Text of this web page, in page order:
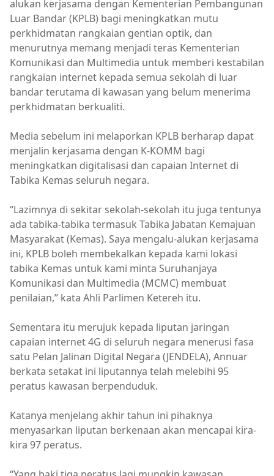
alukan kerjasama dengan Kementerian Pembangunan
Luar Bandar (KPLB) bagi meningkatkan mutu
perkhidmatan rangkaian gentian optik, dan
menurutnya memang menjadi teras Kementerian
Komunikasi dan Multimedia untuk memberi kestabilan
rangkaian internet kepada semua sekolah di luar
bandar terutama di kawasan yang belum menerima
perkhidmatan berkualiti.
Media sebelum ini melaporkan KPLB berharap dapat
menjalin kerjasama dengan K-KOMM bagi
meningkatkan digitalisasi dan capaian Internet di
Tabika Kemas seluruh negara.
“Lazimnya di sekitar sekolah-sekolah itu juga tentunya
ada tabika-tabika termasuk Tabika Jabatan Kemajuan
Masyarakat (Kemas). Saya mengalu-alukan kerjasama
ini, KPLB boleh membekalkan kepada kami lokasi
tabika Kemas untuk kami minta Suruhanjaya
Komunikasi dan Multimedia (MCMC) membuat
penilaian,” kata Ahli Parlimen Ketereh itu.
Sementara itu merujuk kepada liputan jaringan
capaian internet 4G di seluruh negara menerusi fasa
satu Pelan Jalinan Digital Negara (JENDELA), Annuar
berkata setakat ini liputannya telah melebihi 95
peratus kawasan berpenduduk.
Katanya menjelang akhir tahun ini pihaknya
menyasarkan liputan berkenaan akan mencapai kira-
kira 97 peratus.